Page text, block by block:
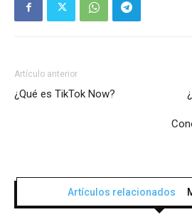
Artículo anterior
¿Qué es TikTok Now?
Artículos relacionados